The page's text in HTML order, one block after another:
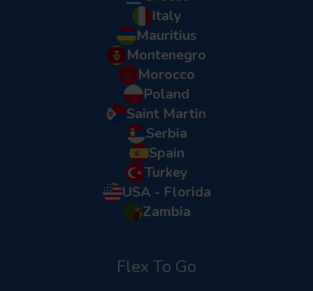
Italy
Mauritius
Montenegro
Morocco
Poland
Saint Martin
Serbia
Spain
Turkey
USA - Florida
Zambia
Flex To Go